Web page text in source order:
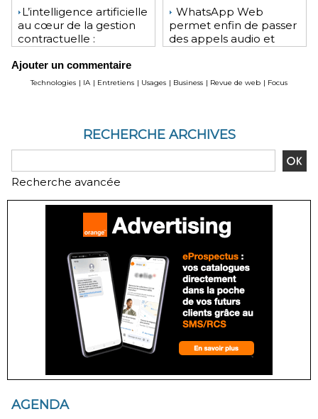
​L’intelligence artificielle
au cœur de la gestion
contractuelle :
pour les juristes ?
WhatsApp Web
permet enfin de passer
des appels audio et
Ajouter un commentaire
Technologies | IA | Entretiens | Usages | Business | Revue de web | Focus
RECHERCHE ARCHIVES
Recherche avancée
AGENDA